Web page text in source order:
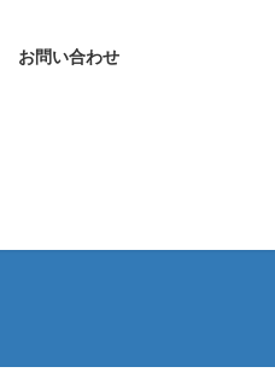
お問い合わせ